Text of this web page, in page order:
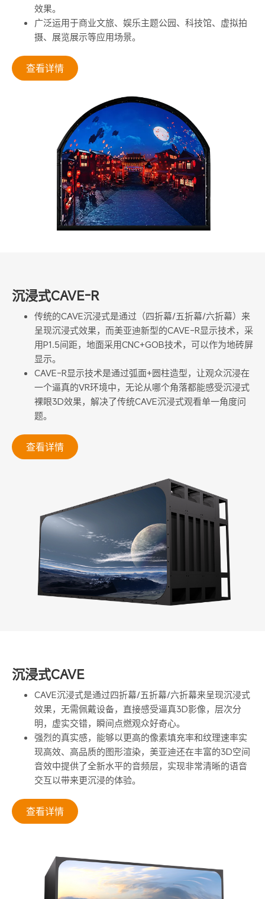
效果。
广泛运用于商业文旅、娱乐主题公园、科技馆、虚拟拍
摄、展览展示等应用场景。
查看详情
沉浸式CAVE-R
传统的CAVE沉浸式是通过（四折幕/五折幕/六折幕）来
呈现沉浸式效果，而美亚迪新型的CAVE-R显示技术，采
用P1.5间距，地面采用CNC+GOB技术，可以作为地砖屏
显示。
CAVE-R显示技术是通过弧面+圆柱造型，让观众沉浸在
一个逼真的VR环境中，无论从哪个角落都能感受沉浸式
裸眼3D效果，解决了传统CAVE沉浸式观看单一角度问
题。
查看详情
沉浸式CAVE
CAVE沉浸式是通过四折幕/五折幕/六折幕来呈现沉浸式
效果，无需佩戴设备，直接感受逼真3D影像，层次分
明，虚实交错，瞬间点燃观众好奇心。
强烈的真实感，能够以更高的像素填充率和纹理速率实
现高效、高品质的图形渲染，美亚迪还在丰富的3D空间
音效中提供了全新水平的音频层，实现非常清晰的语音
交互以带来更沉浸的体验。
查看详情